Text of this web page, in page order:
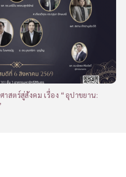
สตร์สู่สังคม เรื่อง “อุปาขยาน: